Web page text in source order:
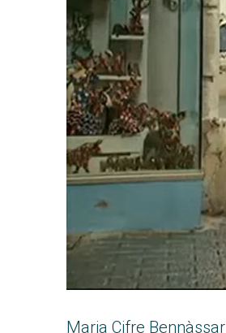
Maria Cifre Bennàssar